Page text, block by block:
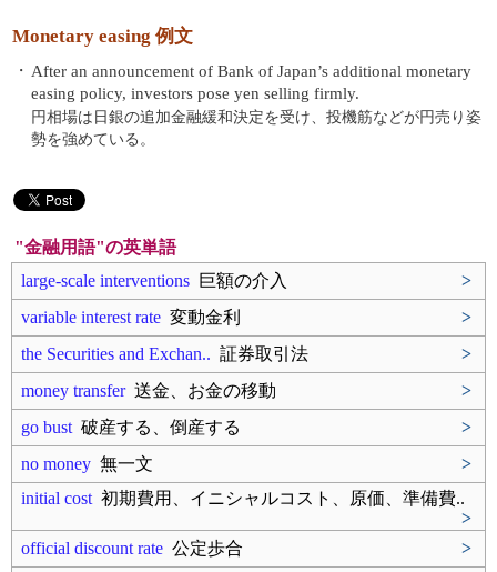
Monetary easing 例文
・ After an announcement of Bank of Japan’s additional monetary
easing policy, investors pose yen selling firmly.
円相場は日銀の追加金融緩和決定を受け、投機筋などが円売り姿
勢を強めている。
"金融用語"の英単語
large-scale interventions 巨額の介入
>
variable interest rate 変動金利
>
the Securities and Exchan.. 証券取引法
>
money transfer送金、お金の移動
>
go bust 破産する、倒産する
>
no money 無一文
>
initial cost 初期費用、イニシャルコスト、原価、準備費..
>
official discount rate 公定歩合
>